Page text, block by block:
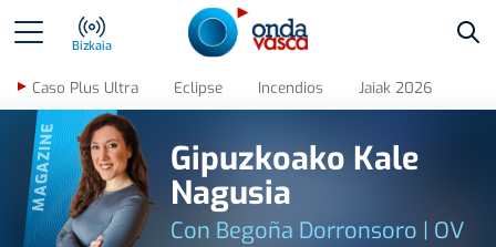
Bizkaia
Caso Plus Ultra Eclipse Incendios Jaiak 2026
MAGAZINE
Gipuzkoako Kale
Nagusia
Con Begoña Dorronsoro | OV